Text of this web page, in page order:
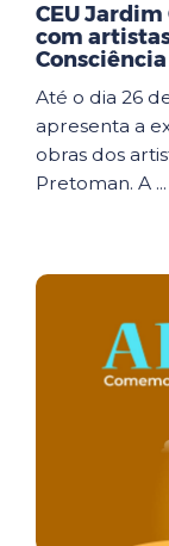
CEU
com
Até o dia 26
apresenta a
obras dos
Pretoman. A ...